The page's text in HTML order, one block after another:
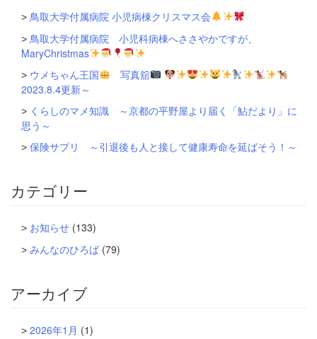
鳥取大学付属病院 小児病棟クリスマス会
鳥取大学付属病院 小児科病棟へささやかですが、
MaryChristmas
ウメちゃん王国
写真舘
2023.8.4更新～
くらしのマメ知識 ～京都の平野屋より届く「鮎だより」に
思う～
保険サプリ ～引退後も人と接して健康寿命を延ばそう！～
カテゴリー
お知らせ (133)
みんなのひろば (79)
アーカイブ
2026年1月 (1)